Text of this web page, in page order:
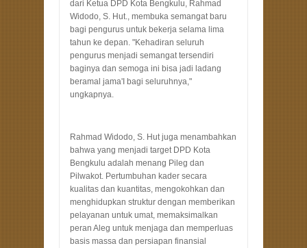
dari Ketua DPD Kota Bengkulu, Rahmad
Widodo, S. Hut., membuka semangat baru
bagi pengurus untuk bekerja selama lima
tahun ke depan. "Kehadiran seluruh
pengurus menjadi semangat tersendiri
baginya dan semoga ini bisa jadi ladang
beramal jama'I bagi seluruhnya,"
ungkapnya.
Rahmad Widodo, S. Hut juga menambahkan
bahwa yang menjadi target DPD Kota
Bengkulu adalah menang Pileg dan
Pilwakot. Pertumbuhan kader secara
kualitas dan kuantitas, mengokohkan dan
menghidupkan struktur dengan memberikan
pelayanan untuk umat, memaksimalkan
peran Aleg untuk menjaga dan memperluas
basis massa dan persiapan finansial